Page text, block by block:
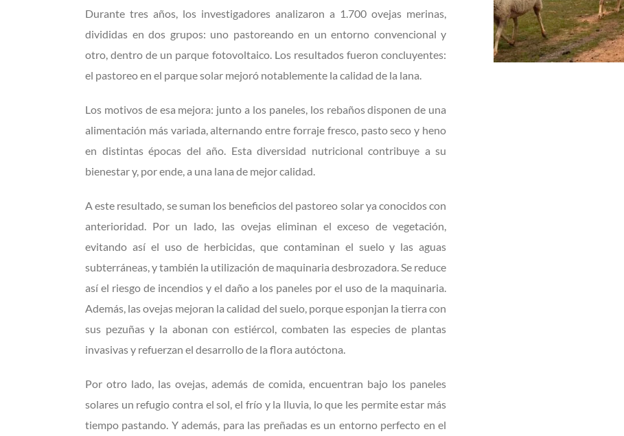
Durante tres años, los investigadores analizaron a 1.700 ovejas merinas,
divididas en dos grupos: uno pastoreando en un entorno convencional y
otro, dentro de un parque fotovoltaico. Los resultados fueron concluyentes:
el pastoreo en el parque solar mejoró notablemente la calidad de la lana.
Los motivos de esa mejora: junto a los paneles, los rebaños disponen de una
alimentación más variada, alternando entre forraje fresco, pasto seco y heno
en distintas épocas del año. Esta diversidad nutricional contribuye a su
bienestar y, por ende, a una lana de mejor calidad.
A este resultado, se suman los beneficios del pastoreo solar ya conocidos con
anterioridad. Por un lado, las ovejas eliminan el exceso de vegetación,
evitando así el uso de herbicidas, que contaminan el suelo y las aguas
subterráneas, y también la utilización de maquinaria desbrozadora. Se reduce
así el riesgo de incendios y el daño a los paneles por el uso de la maquinaria.
Además, las ovejas mejoran la calidad del suelo, porque esponjan la tierra con
sus pezuñas y la abonan con estiércol, combaten las especies de plantas
invasivas y refuerzan el desarrollo de la flora autóctona.
Por otro lado, las ovejas, además de comida, encuentran bajo los paneles
solares un refugio contra el sol, el frío y la lluvia, lo que les permite estar más
tiempo pastando. Y además, para las preñadas es un entorno perfecto en el